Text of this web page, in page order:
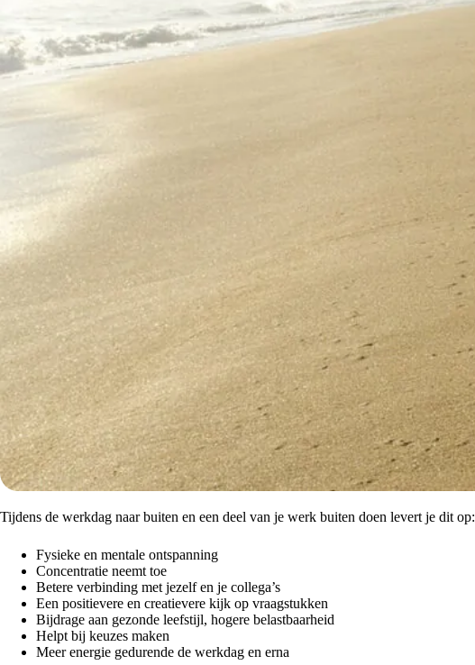
Tijdens de werkdag naar buiten en een deel van je werk buiten doen levert je dit op:
Fysieke en mentale ontspanning
Concentratie neemt toe
Betere verbinding met jezelf en je collega’s
Een positievere en creatievere kijk op vraagstukken
Bijdrage aan gezonde leefstijl, hogere belastbaarheid
Helpt bij keuzes maken
Meer energie gedurende de werkdag en erna